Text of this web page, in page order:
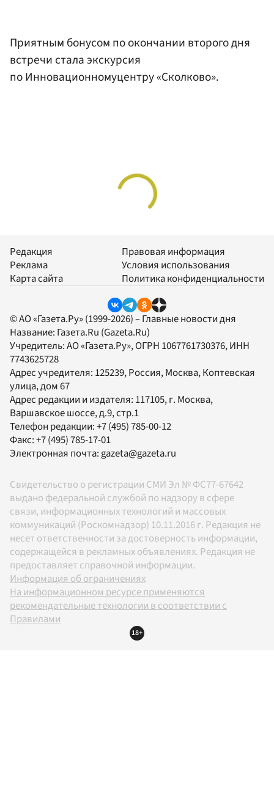
Приятным бонусом по окончании второго дня
встречи стала экскурсия
по Инновационномуцентру «Сколково».
Редакция
Реклама
Карта сайта
Правовая информация
Условия использования
Политика конфиденциальности
© АО «Газета.Ру» (1999-2026) – Главные новости дня
Название: Газета.Ru (Gazeta.Ru)
Учредитель:АО «Газета.Ру», ОГРН 1067761730376, ИНН
7743625728
Адрес учредителя: 125239, Россия, Москва, Коптевская
улица, дом 67
Адрес редакции и издателя: 117105, г. Москва,
Варшавское шоссе, д.9, стр.1
Телефон редакции:+7 (495) 785-00-12
Факс:+7 (495) 785-17-01
Электронная почта:gazeta@gazeta.ru
Свидетельство о регистрации СМИ Эл № ФС77-67642
выдано федеральной службой по надзору в сфере
связи, информационных технологий и массовых
коммуникаций (Роскомнадзор) 10.11.2016 г. Редакция не
несет ответственности за достоверность информации,
содержащейся в рекламных объявлениях. Редакция не
предоставляет справочной информации.
Информация об ограничениях
На информационном ресурсе применяются
рекомендательные технологии в соответствии с
Правилами
18+